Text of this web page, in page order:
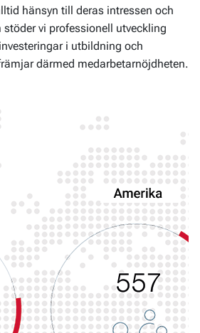
hänsyn till deras intressen och
stöder vi professionell utveckling
i utbildning och
därmed medarbetarnöjdheten.